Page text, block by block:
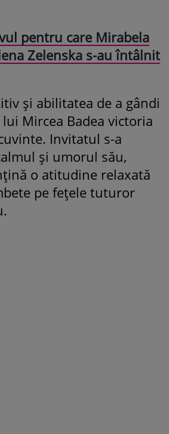
pentru care Mirabela
Zelenska s-au întâlnit
și abilitatea de a gândi
Mircea Badea victoria
Invitatul s-a
și umorul său,
o atitudine relaxată
pe fețele tuturor